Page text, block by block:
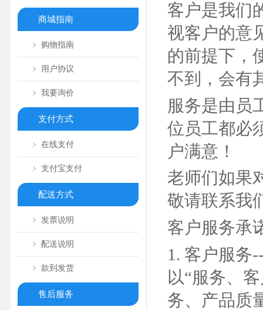
商城指南
﹥ 购物指南
﹥ 用户协议
﹥ 我要询价
支付方式
﹥ 在线支付
﹥ 支付宝支付
配送方式
﹥ 发票说明
﹥ 配送说明
﹥ 款到发货
售后服务
客户是我们
视客户的意
的前提下，
不到，会有
服务是由员
位员工都必
户满意！
老师们如果
敬请联系我
客户服务承
1. 客户服务
以“服务、
务、产品质